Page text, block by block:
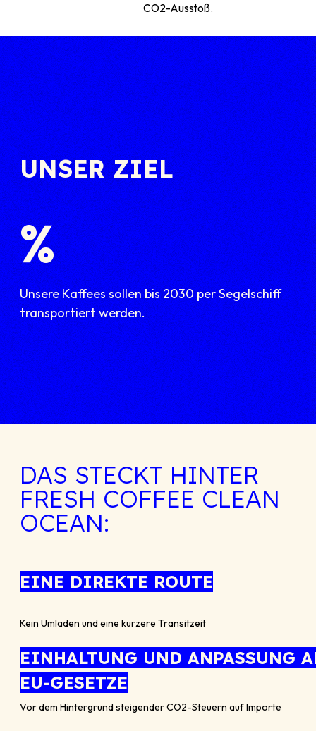
CO2-Ausstoß.
UNSER ZIEL
%
Unsere Kaffees sollen bis 2030 per Segelschiff
transportiert werden.
DAS STECKT HINTER
FRESH COFFEE CLEAN
OCEAN:
EINE DIREKTE ROUTE
Kein Umladen und eine kürzere Transitzeit
EINHALTUNG UND ANPASSUNG
EU-GESETZE
Vor dem Hintergrund steigender CO2-Steuern auf Importe